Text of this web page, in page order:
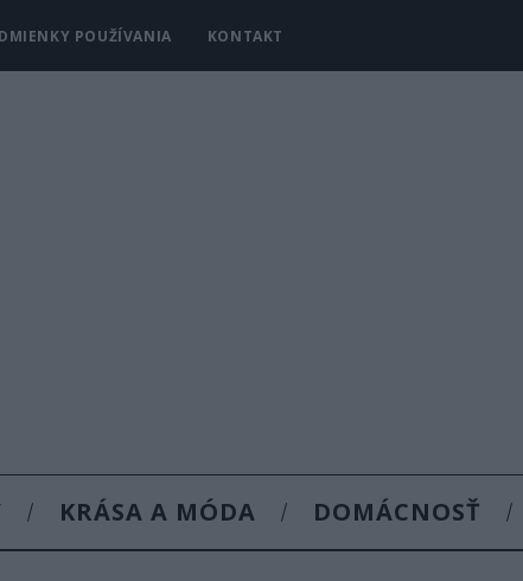
POUŽÍVANIA KONTAKT
KRÁSA A MÓDA DOMÁCNOSŤ